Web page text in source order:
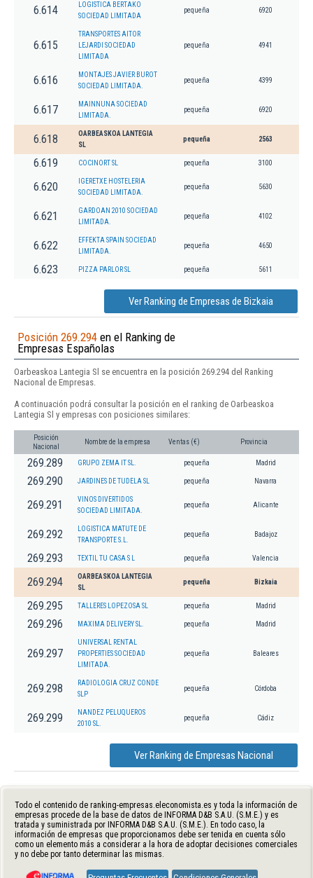
6.614
LOGISTICA BERTAKO
SOCIEDAD LIMITADA
pequeña 6920
6.615
TRANSPORTES AITOR
LEJARDI SOCIEDAD
LIMITADA
pequeña 4941
6.616
MONTAJES JAVIER BUROT
SOCIEDAD LIMITADA.
pequeña 4399
6.617
MAINNUNA SOCIEDAD
LIMITADA.
pequeña 6920
6.618
OARBEASKOA LANTEGIA
SL
pequeña 2563
6.619 COCINORT SL pequeña 3100
6.620
IGERETXE HOSTELERIA
SOCIEDAD LIMITADA.
pequeña 5630
6.621
GARDOAN 2010 SOCIEDAD
LIMITADA.
pequeña 4102
6.622
EFFEKTA SPAIN SOCIEDAD
LIMITADA.
pequeña 4650
6.623 PIZZA PARLOR SL pequeña 5611
Ver Ranking de Empresas de Bizkaia
Posición 269.294 en el Ranking de
Empresas Españolas
Oarbeaskoa Lantegia Sl se encuentra en la posición 269.294 del Ranking
Nacional de Empresas.
A continuación podrá consultar la posición en el ranking de Oarbeaskoa
Lantegia Sl y empresas con posiciones similares:
Posición
Nacional
Nombre de la empresa Ventas (€) Provincia
269.289 GRUPO ZEMA IT SL. pequeña Madrid
269.290 JARDINES DE TUDELA SL pequeña Navarra
269.291
VINOS DIVERTIDOS
SOCIEDAD LIMITADA.
pequeña Alicante
269.292
LOGISTICA MATUTE DE
TRANSPORTE S.L.
pequeña Badajoz
269.293 TEXTIL TU CASA S L pequeña Valencia
269.294
OARBEASKOA LANTEGIA
SL
pequeña Bizkaia
269.295 TALLERES LOPEZOSA SL pequeña Madrid
269.296 MAXIMA DELIVERY SL. pequeña Madrid
269.297
UNIVERSAL RENTAL
PROPERTIES SOCIEDAD
LIMITADA.
pequeña Baleares
269.298
RADIOLOGIA CRUZ CONDE
SLP
pequeña Córdoba
269.299
NANDEZ PELUQUEROS
2010 SL.
pequeña Cádiz
Ver Ranking de Empresas Nacional
Todo el contenido de ranking-empresas.eleconomista.es y toda la información de
empresas procede de la base de datos de INFORMA D&B S.A.U. (S.M.E.) y es
tratada y suministrada por INFORMA D&B S.A.U. (S.M.E.). En todo caso, la
información de empresas que proporcionamos debe ser tenida en cuenta sólo
como un elemento más a considerar a la hora de adoptar decisiones comerciales
y no debe por tanto determinar las mismas.